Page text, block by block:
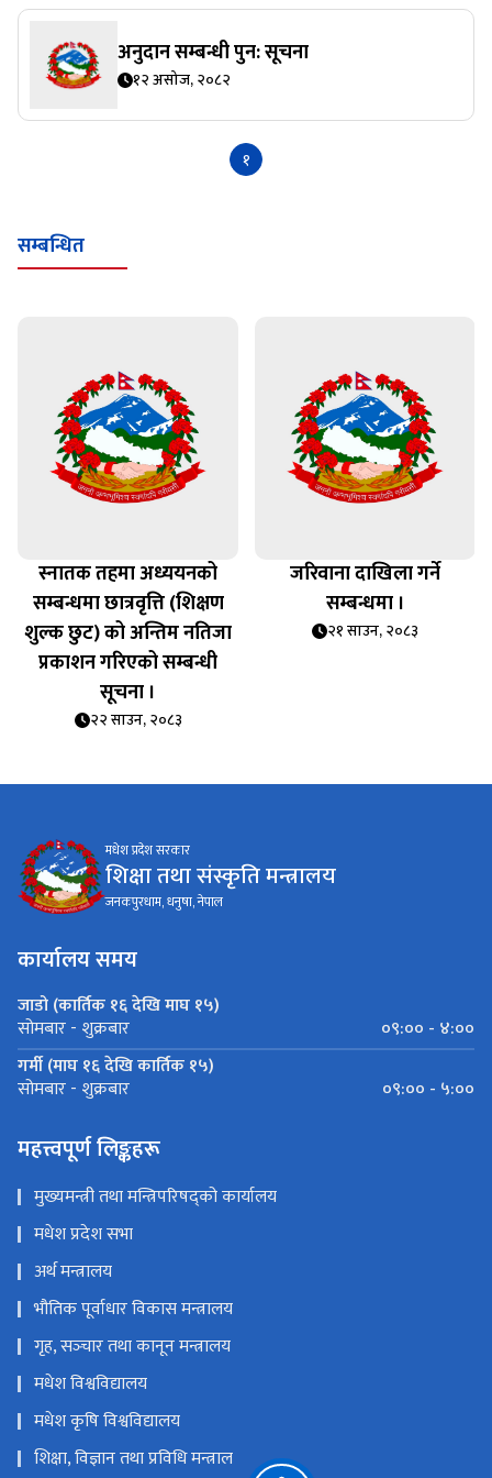
अनुदान सम्बन्धी पुन: सूचना
१२ असोज, २०८२
१
सम्बन्धित
स्नातक तहमा अध्ययनको
सम्बन्धमा छात्रवृत्ति (शिक्षण
शुल्क छुट) को अन्तिम नतिजा
प्रकाशन गरिएको सम्बन्धी
सूचना ।
२२ साउन, २०८३
जरिवाना दाखिला गर्ने
सम्बन्धमा ।
२१ साउन, २०८३
मधेश प्रदेश सरकार
शिक्षा तथा संस्कृति मन्त्रालय
जनकपुरधाम, धनुषा, नेपाल
कार्यालय समय
जाडो (कार्तिक १६ देखि माघ १५)
सोमबार - शुक्रबार
०९:०० - ४:००
गर्मी (माघ १६ देखि कार्तिक १५)
सोमबार - शुक्रबार ०९:०० - ५:००
महत्त्वपूर्ण लिङ्कहरू
मुख्यमन्त्री तथा मन्त्रिपरिषद्को कार्यालय
मधेश प्रदेश सभा
अर्थ मन्त्रालय
भौतिक पूर्वाधार विकास मन्त्रालय
गृह, सञ्‍चार तथा कानून मन्त्रालय
मधेश विश्वविद्यालय
मधेश कृषि विश्वविद्यालय
शिक्षा, विज्ञान तथा प्रविधि मन्त्राल